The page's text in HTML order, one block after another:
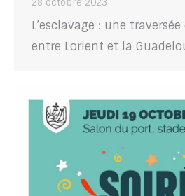
28 octobre 2023
L’esclavage : une
entre Lorient et la